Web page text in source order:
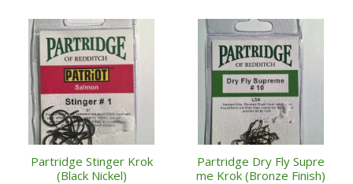
Partridge Stinger Krok
(Black Nickel)
Partridge Dry Fly Supre
me Krok (Bronze Finish)